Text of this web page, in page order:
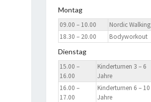
Montag
09.00 – 10.00
Nordic Walking
18.30 – 20.00
Bodyworkout
Dienstag
15.00 –
16.00
Kinderturnen 3 – 6
Jahre
16.00 –
17.00
Kinderturnen 6 – 10
Jahre